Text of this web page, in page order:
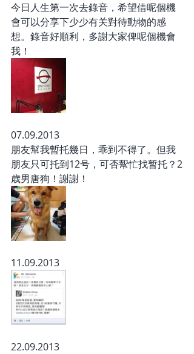
今日人生第一次去錄音，希望借呢個機
會可以分享下少少有关對待動物的感
想。錄音好順利，多謝大家俾呢個機會
我！
07.09.2013
朋友幫我暫托幾日，乖到不得了。但我
朋友只可托到12号，可否幚忙找暂托？2
歳男唐狗！謝謝！
11.09.2013
22.09.2013